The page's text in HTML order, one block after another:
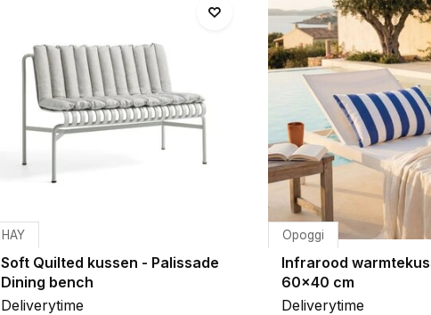
HAY
Soft Quilted kussen - Palissade
Dining bench
Deliverytime
Opoggi
Infrarood
60x40 cm
Deliverytime